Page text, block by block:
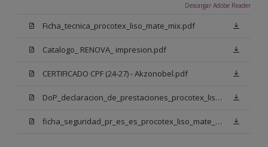
Descargar Adobe Reader
Ficha_tecnica_procotex_liso_mate_mix.pdf
Catalogo_ RENOVA_ impresion.pdf
CERTIFICADO CPF (24-27) - Akzonobel.pdf
DoP_declaracion_de_prestaciones_procotex_liso_mate_mix_anmw002_11_firmado_2025.pdf
ficha_seguridad_pr_es_es_procotex_liso_mate_mix_bb.pdf